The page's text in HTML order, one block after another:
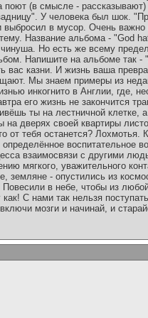
поют (в смысле -
У человека был шок.
в мусор. Очень важно
Название альбома - "God
Но есть же всему
Напишите на альбоме так -
вас казни. И жизнь ваша
Мы знаем примеры из
инкогнито в Англии, где,
его жизнь не закончится
ты на лестничной клетке,
на дверях своей квартиры
от тебя останется?
воспитательное
взаимосвязи с другими
мягкого, уважительного
земляне - опустились из
в небе, чтобы из
С нами так нельзя
мозги и начинай, и